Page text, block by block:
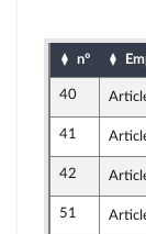
n°
40
41
42
51